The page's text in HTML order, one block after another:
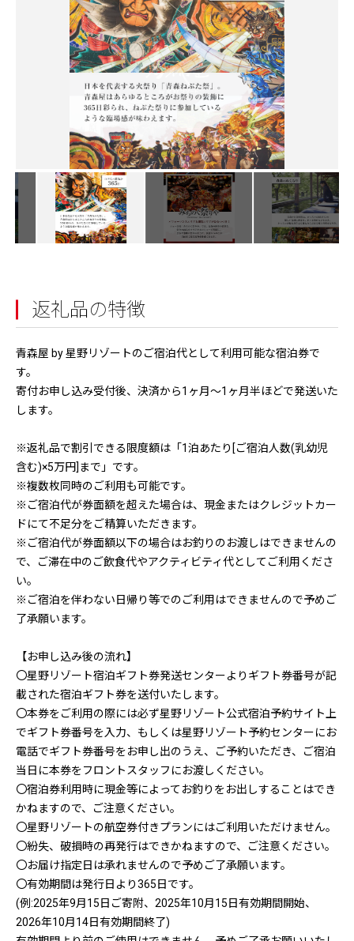
返礼品の特徴
青森屋 by 星野リゾートのご宿泊代として利用可能な宿泊券で
す。
寄付お申し込み受付後、決済から1ヶ月〜1ヶ月半ほどで発送いた
します。
※返礼品で割引できる限度額は「1泊あたり[ご宿泊人数(乳幼児
含む)×5万円]まで」です。
※複数枚同時のご利用も可能です。
※ご宿泊代が券面額を超えた場合は、現金またはクレジットカー
ドにて不足分をご精算いただきます。
※ご宿泊代が券面額以下の場合はお釣りのお渡しはできませんの
で、ご滞在中のご飲食代やアクティビティ代としてご利用くださ
い。
※ご宿泊を伴わない日帰り等でのご利用はできませんので予めご
了承願います。
【お申し込み後の流れ】
〇星野リゾート宿泊ギフト券発送センターよりギフト券番号が記
載された宿泊ギフト券を送付いたします。
〇本券をご利用の際には必ず星野リゾート公式宿泊予約サイト上
でギフト券番号を入力、もしくは星野リゾート予約センターにお
電話でギフト券番号をお申し出のうえ、ご予約いただき、ご宿泊
当日に本券をフロントスタッフにお渡しください。
〇宿泊券利用時に現金等によってお釣りをお出しすることはでき
かねますので、ご注意ください。
〇星野リゾートの航空券付きプランにはご利用いただけません。
〇紛失、破損時の再発行はできかねますので、ご注意ください。
〇お届け指定日は承れませんので予めご了承願います。
〇有効期間は発行日より365日です。
(例:2025年9月15日ご寄附、2025年10月15日有効期間開始、
2026年10月14日有効期間終了)